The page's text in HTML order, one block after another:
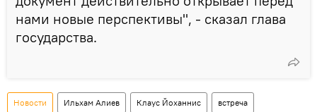
нами новые перспективы", - сказал глава
государства.
Новости Ильхам Алиев Клаус Йоханнис встреча